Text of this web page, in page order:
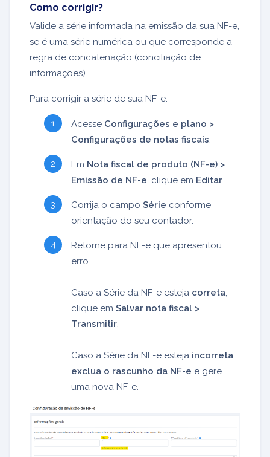
Como corrigir?
Valide a série informada na emissão da sua NF-e,
se é uma série numérica ou que corresponde a
regra de concatenação (conciliação de
informações).
Para corrigir a série de sua NF-e:
Acesse Configurações e plano >
Configurações de notas fiscais
Em Nota fiscal de produto (NF-e) >
Emissão de NF-e , clique em Editar
Corrija o campo Série conforme
orientação do seu contador.
Retorne para NF-e que apresentou
erro.
Caso a Série da NF-e esteja correta
clique em Salvar nota fiscal >
Transmitir
Caso a Série da NF-e esteja incorreta
exclua o rascunho da NF-e e gere
uma nova NF-e.